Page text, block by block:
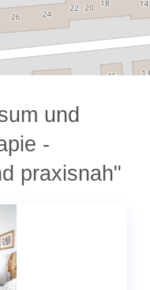
und
-
praxisnah"